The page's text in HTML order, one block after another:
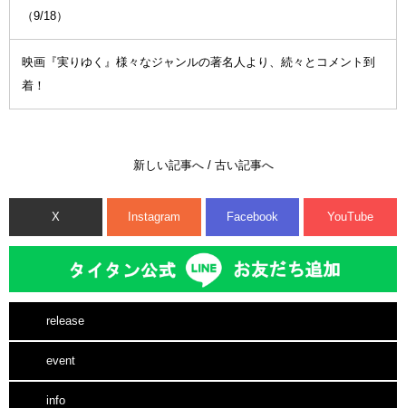
（9/18）
映画『実りゆく』様々なジャンルの著名人より、続々とコメント到
着！
新しい記事へ/ 古い記事へ
X Instagram Facebook YouTube
release
event
info